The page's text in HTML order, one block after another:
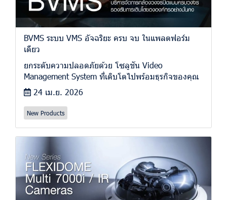
BVMS ระบบ VMS อัจฉริยะ ครบ จบ ในแพลตฟอร์ม
เดียว
ยกระดับความปลอดภัยด้วย โซลูชัน Video
Management System ที่เติบโตไปพร้อมธุรกิจของคุณ
24 เม.ย. 2026
New Products